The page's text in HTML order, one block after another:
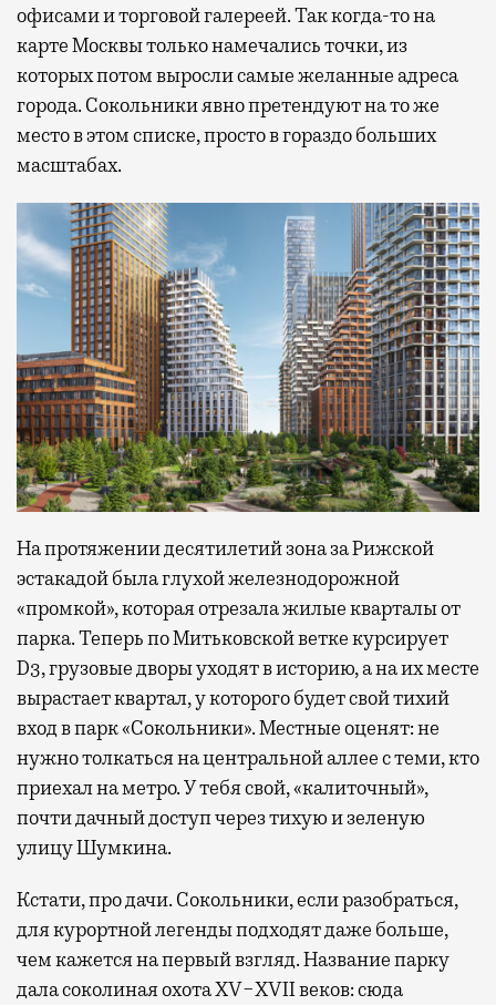
офисами и торговой галереей. Так когда-то на
карте Москвы только намечались точки, из
которых потом выросли самые желанные адреса
города. Сокольники явно претендуют на то же
место в этом списке, просто в гораздо больших
масштабах.
На протяжении десятилетий зона за Рижской
эстакадой была глухой железнодорожной
«промкой», которая отрезала жилые кварталы от
парка. Теперь по Митьковской ветке курсирует
D3, грузовые дворы уходят в историю, а на их месте
вырастает квартал, у которого будет свой тихий
вход в парк «Сокольники». Местные оценят: не
нужно толкаться на центральной аллее с теми, кто
приехал на метро. У тебя свой, «калиточный»,
почти дачный доступ через тихую и зеленую
улицу Шумкина.
Кстати, про дачи. Сокольники, если разобраться,
для курортной легенды подходят даже больше,
чем кажется на первый взгляд. Название парку
дала соколиная охота XV−XVII веков: сюда